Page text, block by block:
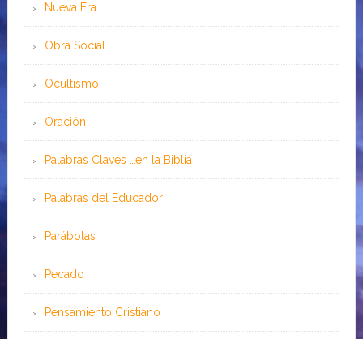
Nueva Era
Obra Social
Ocultismo
Oración
Palabras Claves …en la Biblia
Palabras del Educador
Parábolas
Pecado
Pensamiento Cristiano